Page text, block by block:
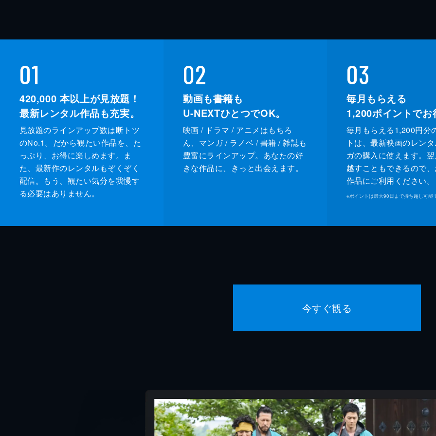
01
420,000 本以上が見放題！
最新レンタル作品も充実。
見放題のラインアップ数は断トツ
のNo.1。だから観たい作品を、た
っぷり、お得に楽しめます。ま
た、最新作のレンタルもぞくぞく
配信。もう、観たい気分を我慢す
る必要はありません。
02
動画も書籍も
U-NEXTひとつでOK。
映画 / ドラマ / アニメはもちろ
ん、マンガ / ラノベ / 書籍 / 雑誌も
豊富にラインアップ。あなたの好
きな作品に、きっと出会えます。
03
毎月もらえる
1,200ポイントでお
毎月もらえる1,200円分
トは、最新映画のレン
ガの購入に使えます。
越すこともできるので
作品にご利用ください。
※ポイントは最大90日まで持ち越し可能
今すぐ観る